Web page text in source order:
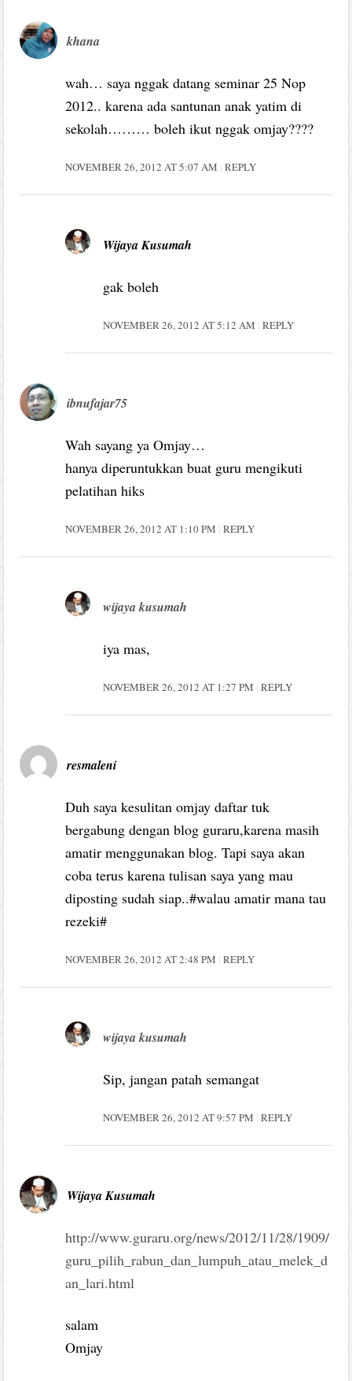
khana
wah… saya nggak datang seminar 25 Nop
2012.. karena ada santunan anak yatim di
sekolah……… boleh ikut nggak omjay????
NOVEMBER 26, 2012 AT 5:07 AM REPLY
Wijaya Kusumah
gak boleh
NOVEMBER 26, 2012 AT 5:12 AM REPLY
ibnufajar75
Wah sayang ya Omjay…
hanya diperuntukkan buat guru mengikuti
pelatihan hiks
NOVEMBER 26, 2012 AT 1:10 PM REPLY
wijaya kusumah
iya mas,
NOVEMBER 26, 2012 AT 1:27 PM REPLY
resmaleni
Duh saya kesulitan omjay daftar tuk
bergabung dengan blog guraru,karena masih
amatir menggunakan blog. Tapi saya akan
coba terus karena tulisan saya yang mau
diposting sudah siap..#walau amatir mana tau
rezeki#
NOVEMBER 26, 2012 AT 2:48 PM REPLY
wijaya kusumah
Sip, jangan patah semangat
NOVEMBER 26, 2012 AT 9:57 PM REPLY
Wijaya Kusumah
http://www.guraru.org/news/2012/11/28/1909/
guru_pilih_rabun_dan_lumpuh_atau_melek_d
an_lari.html
salam
Omjay